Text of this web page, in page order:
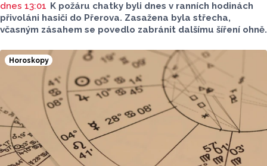
dnes 13:01 K požáru chatky byli dnes v ranních hodinách
přivoláni hasiči do Přerova. Zasažena byla střecha,
včasným zásahem se povedlo zabránit dalšímu šíření ohně.
Horoskopy